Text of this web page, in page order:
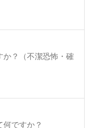
？（不潔恐怖・確
ですか？